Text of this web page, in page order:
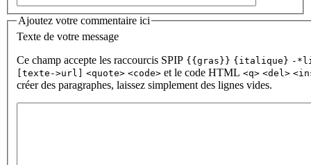
Ajoutez votre commentaire ici
Texte de votre message
Ce champ accepte les raccourcis SPIP {{gras}} {italique} -
[texte->url]
<quote> <code> et le code HTML <q> <del>
créer des paragraphes, laissez simplement des lignes vides.